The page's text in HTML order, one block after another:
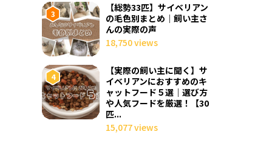
【総勢33匹】サイベリアン
の毛色別まとめ｜飼い主さ
んの実際の声
18,750 views
【実際の飼い主に聞く】サ
イベリアンにおすすめのキ
ャットフード５選｜選び方
や人気フードを厳選！【30
匹...
15,077 views